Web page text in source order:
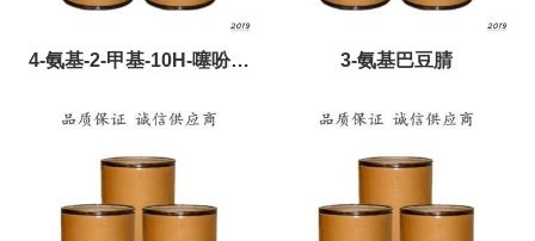
4-氨基-2-甲基-10H-噻吩并
[2,3-b][1,5]苯并二氮杂卓盐
酸盐
3-氨基巴豆腈